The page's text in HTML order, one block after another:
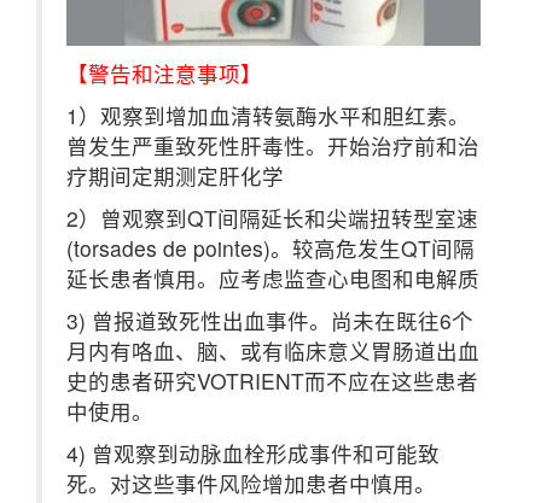
【警告和注意事项】
1）观察到增加血清转氨酶水平和胆红素。
曾发生严重致死性肝毒性。开始治疗前和治
疗期间定期测定肝化学
2）曾观察到QT间隔延长和尖端扭转型室速
(torsades de pointes)。较高危发生QT间隔
延长患者慎用。应考虑监查心电图和电解质
3) 曾报道致死性出血事件。尚未在既往6个
月内有咯血、脑、或有临床意义胃肠道出血
史的患者研究VOTRIENT而不应在这些患者
中使用。
4) 曾观察到动脉血栓形成事件和可能致
死。对这些事件风险增加患者中慎用。